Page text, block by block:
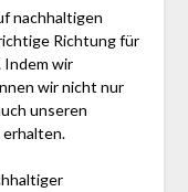
nachhaltigen
Richtung für
wir
wir nicht nur
unseren